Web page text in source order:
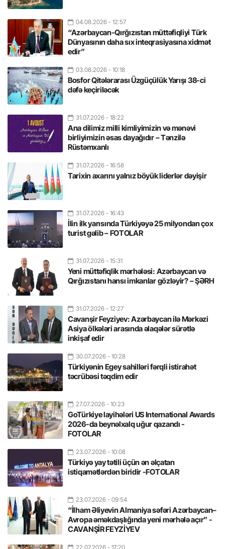
04.08.2026 - 12:57
“Azərbaycan-Qırğızıstan müttəfiqliyi Türk
Dünyasının daha sıx inteqrasiyasına xidmət
edir”
03.08.2026 - 10:18
Bosfor Qitələrarası Üzgüçülük Yarışı 38-ci
dəfə keçiriləcək
31.07.2026 - 18:22
Ana dilimiz milli kimliyimizin və mənəvi
birliyimizin əsas dayağıdır – Tənzilə
Rüstəmxanlı
31.07.2026 - 16:58
Tarixin axarını yalnız böyük liderlər dəyişir
31.07.2026 - 16:43
İlin ilk yarısında Türkiyəyə 25 milyondan çox
turist gəlib – FOTOLAR
31.07.2026 - 15:31
Yeni müttəfiqlik mərhələsi: Azərbaycan və
Qırğızıstanı hansı imkanlar gözləyir? – ŞƏRH
31.07.2026 - 12:27
Cavanşir Feyziyev: Azərbaycan ilə Mərkəzi
Asiya ölkələri arasında əlaqələr sürətlə
inkişaf edir
30.07.2026 - 10:28
Türkiyənin Egey sahilləri fərqli istirahət
təcrübəsi təqdim edir
27.07.2026 - 10:23
GoTürkiye layihələri US International Awards
2026-da beynəlxalq uğur qazandı -
FOTOLAR
23.07.2026 - 10:08
Türkiyə yay tətili üçün ən əlçatan
istiqamətlərdən biridir -FOTOLAR
23.07.2026 - 09:54
“İlham Əliyevin Almaniya səfəri Azərbaycan–
Avropa əməkdaşlığında yeni mərhələ açır” -
CAVANŞİR FEYZİYEV
22.07.2026 - 17:20